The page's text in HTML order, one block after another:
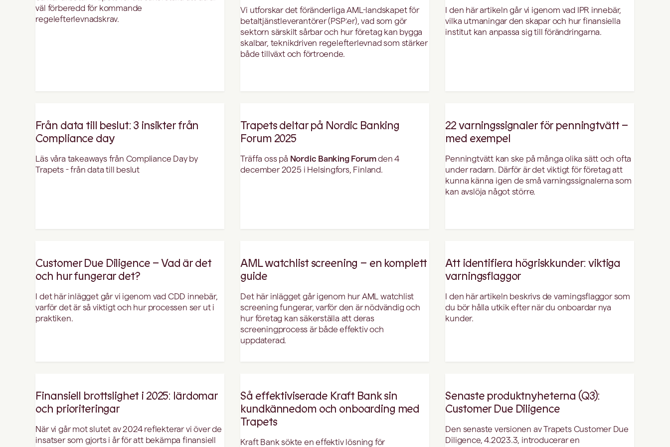
väl förberedd för kommande
regelefterlevnadskrav.
Vi utforskar det föränderliga AML-landskapet för
betaltjänstleverantörer (PSP:er), vad som gör
sektorn särskilt sårbar och hur företag kan bygga
skalbar, teknikdriven regelefterlevnad som stärker
både tillväxt och förtroende.
I den här artikeln går vi igenom vad IPR innebär,
vilka utmaningar den skapar och hur finansiella
institut kan anpassa sig till förändringarna.
Från data till beslut: 3 insikter från
Compliance day
Läs våra takeaways från Compliance Day by
Trapets - från data till beslut
Trapets deltar på Nordic Banking
Forum 2025
Träffa oss på Nordic Banking Forumden 4
december 2025 i Helsingfors, Finland.
22 varningssignaler för penningtvätt –
med exempel
Penningtvätt kan ske på många olika sätt och ofta
under radarn. Därför är det viktigt för företag att
kunna känna igen de små varningssignalerna som
kan avslöja något större.
Customer Due Diligence – Vad är det
och hur fungerar det?
I det här inlägget går vi igenom vad CDD innebär,
varför det är så viktigt och hur processen ser ut i
praktiken.
AML watchlist screening – en komplett
guide
Det här inlägget går igenom hur AML watchlist
screening fungerar, varför den är nödvändig och
hur företag kan säkerställa att deras
screeningprocess är både effektiv och
uppdaterad.
Att identifiera högriskkunder: viktiga
varningsflaggor
I den här artikeln beskrivs de varningsflaggor som
du bör hålla utkik efter när du onboardar nya
kunder.
Finansiell brottslighet i 2025: lärdomar
och prioriteringar
När vi går mot slutet av 2024 reflekterar vi över de
insatser som gjorts i år för att bekämpa finansiell
Så effektiviserade Kraft Bank sin
kundkännedom och onboarding med
Trapets
Kraft Bank sökte en effektiv lösning för
Senaste produktnyheterna (Q3):
Customer Due Diligence
Den senaste versionen av Trapets Customer Due
Diligence, 4.2023.3, introducerar en